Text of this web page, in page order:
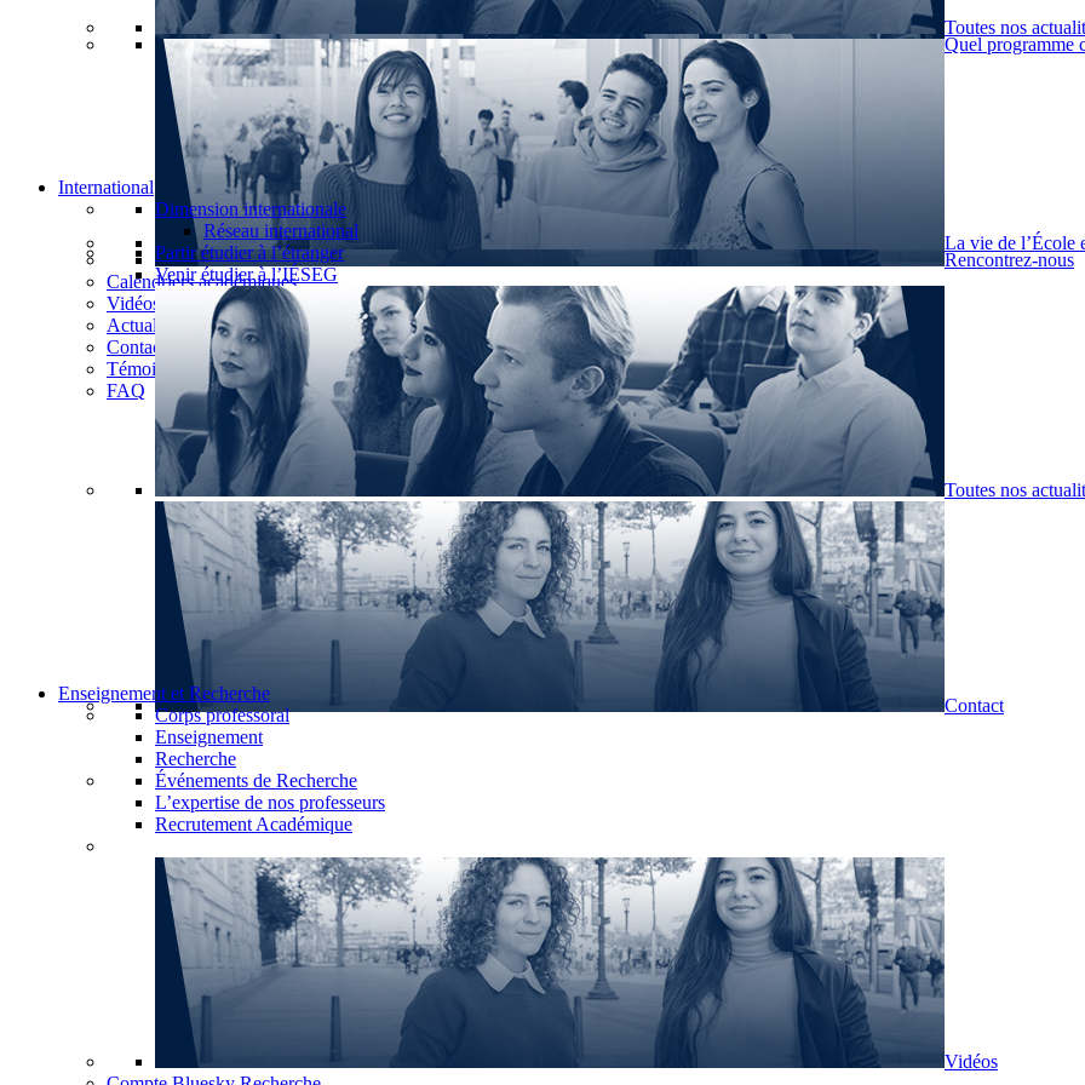
Quel programme
Rencontrez-nous
Calendriers académiques
Vidéos
Actualités
Contact
Témoignages
FAQ
Toutes nos
La vie de l’École
International
Dimension internationale
Réseau international
Partir étudier à l’étranger
Venir étudier à l’IÉSEG
Toutes nos
Contact
Enseignement et Recherche
Corps professoral
Enseignement
Recherche
Événements de Recherche
L’expertise de nos professeurs
Recrutement Académique
Vidéos